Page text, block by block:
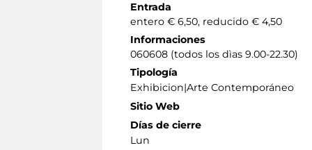
Entrada
entero € 6,50, reducido € 4,50
Informaciones
060608 (todos los dìas 9.00-22.30)
Tipología
Exhibicion|Arte Contemporáneo
Sitio Web
Días de cierre
Lun